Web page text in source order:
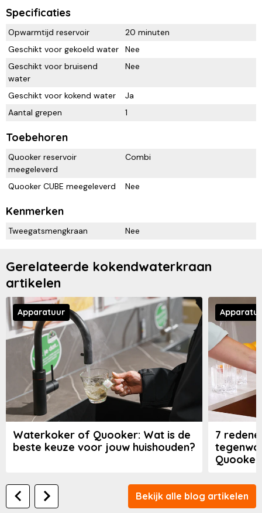
Specificaties
Opwarmtijd reservoir
20 minuten
Geschikt voor gekoeld water
Nee
Geschikt voor bruisend
water
Nee
Geschikt voor kokend water
Ja
Aantal grepen
1
Toebehoren
Quooker reservoir
meegeleverd
Combi
Quooker CUBE meegeleverd Nee
Kenmerken
Tweegatsmengkraan Nee
Gerelateerde kokendwaterkraan
artikelen
Waterkoker of Quooker: Wat is de
beste keuze voor jouw huishouden?
Apparatuur
7
Bekijk alle blog artikelen